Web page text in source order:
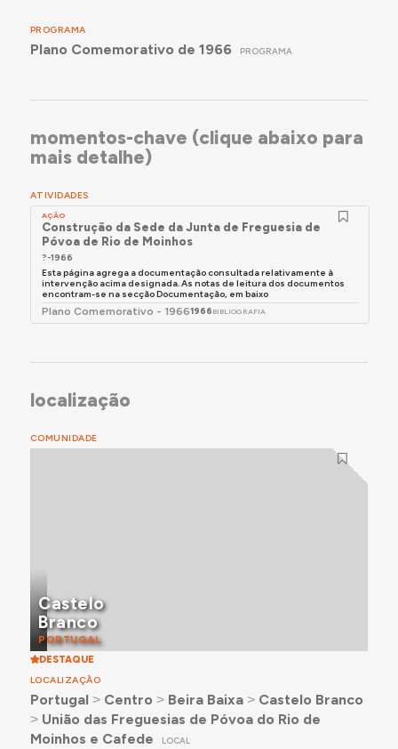
PROGRAMA
Plano Comemorativo de 1966 PROGRAMA
momentos-chave (clique abaixo para
mais detalhe)
ATIVIDADES
AÇÃO
Construção da Sede da Junta de Freguesia de
Póvoa de Rio de Moinhos
?-1966
Esta página agrega a documentação consultada relativamente à
intervenção acima designada. As notas de leitura dos documentos
encontram-se na secção Documentação, em baixo
Plano Comemorativo - 19661966 BIBLIOGRAFIA
localização
COMUNIDADE
Castelo
Branco
PORTUGAL
DESTAQUE
LOCALIZAÇÃO
Portugal ˃ Centro ˃ Beira Baixa˃ Castelo Branco
˃ União das Freguesias de Póvoa do Rio de
Moinhos e Cafede
LOCAL